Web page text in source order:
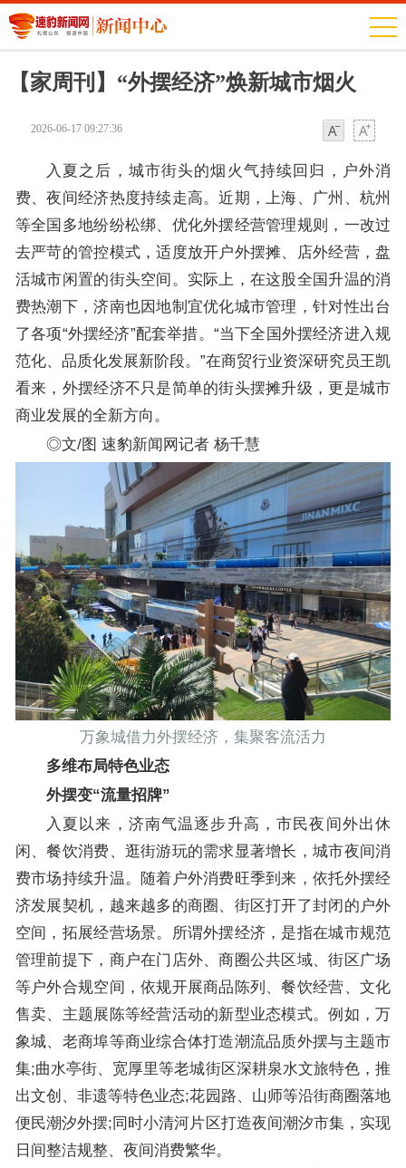
【家周刊】“外摆经济”焕新城市烟火
2026-06-17 09:27:36
入夏之后，城市街头的烟火气持续回归，户外消
费、夜间经济热度持续走高。近期，上海、广州、杭州
等全国多地纷纷松绑、优化外摆经营管理规则，一改过
去严苛的管控模式，适度放开户外摆摊、店外经营，盘
活城市闲置的街头空间。实际上，在这股全国升温的消
费热潮下，济南也因地制宜优化城市管理，针对性出台
了各项“外摆经济”配套举措。“当下全国外摆经济进入规
范化、品质化发展新阶段。”在商贸行业资深研究员王凯
看来，外摆经济不只是简单的街头摆摊升级，更是城市
商业发展的全新方向。
◎文/图 速豹新闻网记者 杨千慧
万象城借力外摆经济，集聚客流活力
多维布局特色业态
外摆变“流量招牌”
入夏以来，济南气温逐步升高，市民夜间外出休
闲、餐饮消费、逛街游玩的需求显著增长，城市夜间消
费市场持续升温。随着户外消费旺季到来，依托外摆经
济发展契机，越来越多的商圈、街区打开了封闭的户外
空间，拓展经营场景。所谓外摆经济，是指在城市规范
管理前提下，商户在门店外、商圈公共区域、街区广场
等户外合规空间，依规开展商品陈列、餐饮经营、文化
售卖、主题展陈等经营活动的新型业态模式。例如，万
象城、老商埠等商业综合体打造潮流品质外摆与主题市
集;曲水亭街、宽厚里等老城街区深耕泉水文旅特色，推
出文创、非遗等特色业态;花园路、山师等沿街商圈落地
便民潮汐外摆;同时小清河片区打造夜间潮汐市集，实现
日间整洁规整、夜间消费繁华。